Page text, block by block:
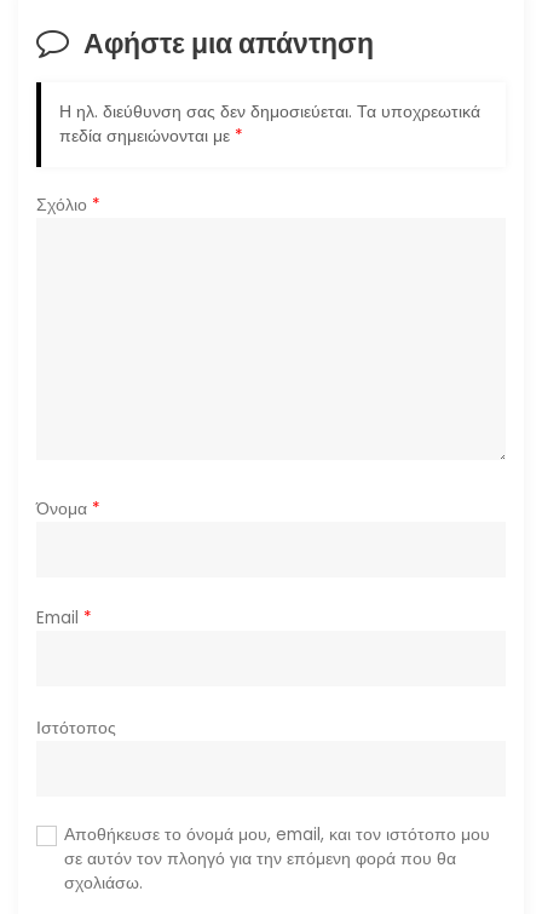
σ
η
ρ
Αφήστε μια απάντηση
Η ηλ. διεύθυνση σας δεν δημοσιεύεται. Τα υποχρεωτικά
πεδία σημειώνονται με *
Σχόλιο *
Όνομα *
Email *
Ιστότοπος
Αποθήκευσε το όνομά μου, email, και τον ιστότοπο μου
σε αυτόν τον πλοηγό για την επόμενη φορά που θα
σχολιάσω.